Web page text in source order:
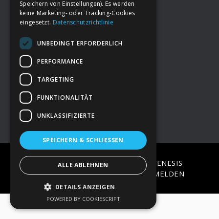
FooterDeine Spende
→ Impressum
→Kontakt zum PAO Team
COPYRIGHT © 2026 · ON
GENESIS
FRAMEWORK·WORDPRESS·ANMELDEN
Speichern von Einstellungen). Es werden
keine Marketing- oder Tracking-Cookies
eingesetzt. Datenschutzrichtlinie
UNBEDINGT ERFORDERLICH
PERFORMANCE
TARGETING
FUNKTIONALITÄT
UNKLASSIFIZIERTE
SPEICHERN & SCHLIESSEN
ALLE ABLEHNEN
DETAILS ANZEIGEN
POWERED BY COOKIESCRIPT